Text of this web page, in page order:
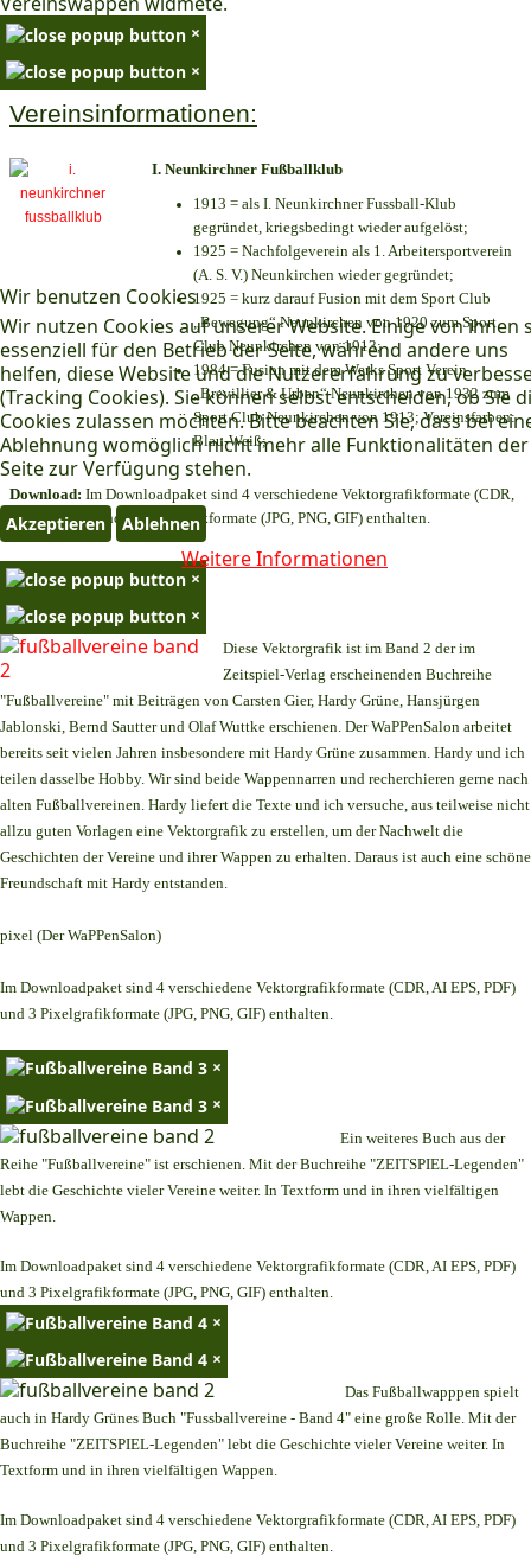
Wir benutzen Cookies
Wir nutzen Cookies auf unserer Website. Einige von ihnen
essenziell für den Betrieb der Seite, während andere uns
helfen, diese Website und die Nutzererfahrung zu
(Tracking Cookies). Sie können selbst entscheiden, ob Sie
Cookies zulassen möchten. Bitte beachten Sie, dass bei
Ablehnung womöglich nicht mehr alle Funktionalitäten der
Seite zur Verfügung stehen.
Akzeptieren Ablehnen
Weitere Informationen
×
×
Vereinsinformationen:
I. Neunkirchner Fußballklub
1913 = als I. Neunkirchner Fussball-Klub
gegründet, kriegsbedingt wieder aufgelöst;
1925 = Nachfolgeverein als 1. Arbeitersportverein
(A. S. V.) Neunkirchen wieder gegründet;
1925 = kurz darauf Fusion mit dem Sport Club
„Bewegung“ Neunkirchen von 1920 zum Sport
Club Neunkirchen von 1913;
1984 = Fusion mit dem Werks Sport Verein
„Brevillier & Urban“ Neunkirchen von 1932 zum
Sport Club Neunkirchen von 1913; Vereinsfarben:
Blau-Weiß;
Download: Im Downloadpaket sind 4 verschiedene Vektorgrafikformate (CDR,
AI EPS, PDF) und 3 Pixelgrafikformate (JPG, PNG, GIF) enthalten.
×
×
Diese Vektorgrafik ist im Band 2 der im
Zeitspiel-Verlag erscheinenden Buchreihe
"Fußballvereine" mit Beiträgen von Carsten Gier, Hardy Grüne, Hansjürgen
Jablonski, Bernd Sautter und Olaf Wuttke erschienen. Der WaPPenSalon arbeitet
bereits seit vielen Jahren insbesondere mit Hardy Grüne zusammen. Hardy und ich
teilen dasselbe Hobby. Wir sind beide Wappennarren und recherchieren gerne nach
alten Fußballvereinen. Hardy liefert die Texte und ich versuche, aus teilweise nicht
allzu guten Vorlagen eine Vektorgrafik zu erstellen, um der Nachwelt die
Geschichten der Vereine und ihrer Wappen zu erhalten. Daraus ist auch eine schöne
Freundschaft mit Hardy entstanden.
pixel (Der WaPPenSalon)
Im Downloadpaket sind 4 verschiedene Vektorgrafikformate (CDR, AI EPS, PDF)
und 3 Pixelgrafikformate (JPG, PNG, GIF) enthalten.
×
×
Ein weiteres Buch aus der
Reihe "Fußballvereine" ist erschienen. Mit der Buchreihe "ZEITSPIEL-Legenden"
lebt die Geschichte vieler Vereine weiter. In Textform und in ihren vielfältigen
Wappen.
Im Downloadpaket sind 4 verschiedene Vektorgrafikformate (CDR, AI EPS, PDF)
und 3 Pixelgrafikformate (JPG, PNG, GIF) enthalten.
×
×
Das Fußballwapppen spielt
auch in Hardy Grünes Buch "Fussballvereine - Band 4" eine große Rolle. Mit der
Buchreihe "ZEITSPIEL-Legenden" lebt die Geschichte vieler Vereine weiter. In
Textform und in ihren vielfältigen Wappen.
Im Downloadpaket sind 4 verschiedene Vektorgrafikformate (CDR, AI EPS, PDF)
und 3 Pixelgrafikformate (JPG, PNG, GIF) enthalten.